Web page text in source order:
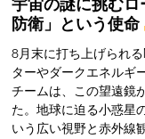
宇宙の謎に挑む
防衛」という使命
8月末に打ち上げられ
ターやダークエネルギ
チームは、この望遠鏡
た。地球に迫る小惑星
いう広い視野と赤外線